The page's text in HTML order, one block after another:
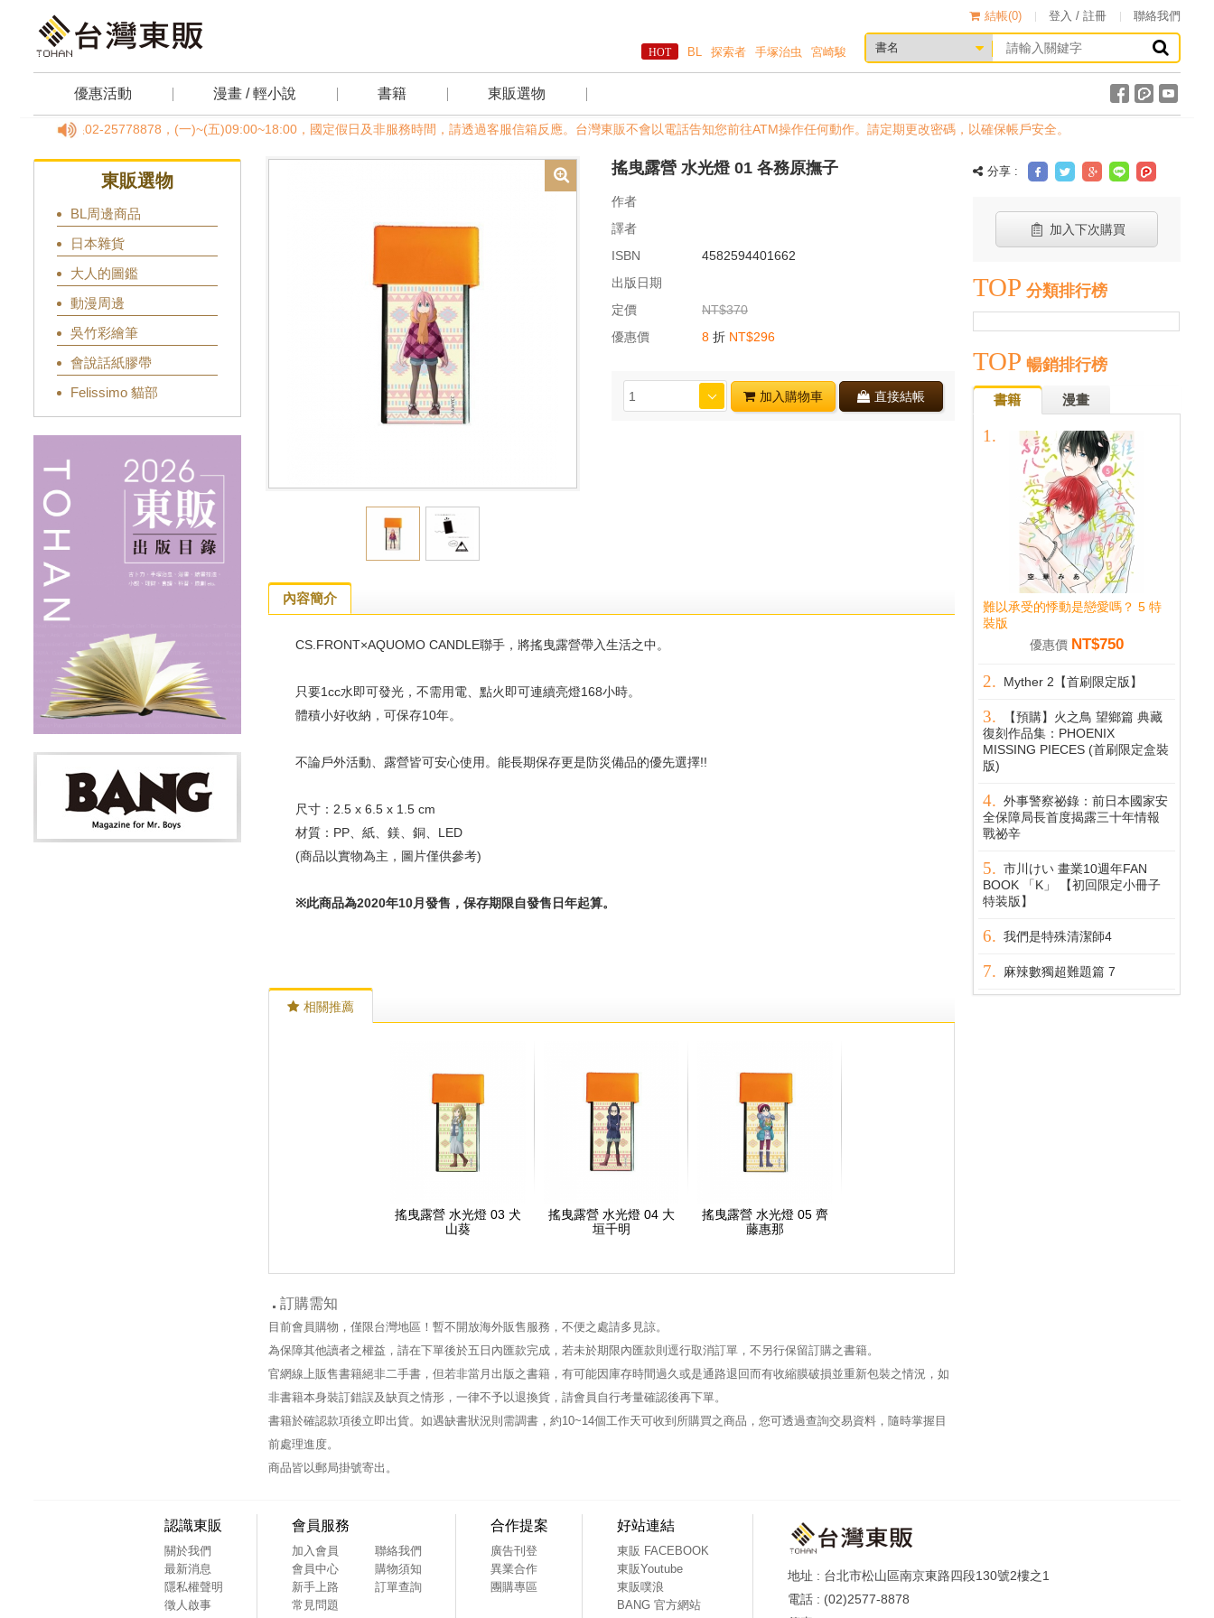
結帳(0) 登入 / 註冊 聯絡我們
BL 探索者 手塚治虫 宮崎駿
優惠活動 漫畫 / 輕小說 書籍 東販選物
服專線02-25778878，(一)~(五)09:00~18:00，國定假日及非服務時間，請透過客服信箱反應。台灣東販不會以電話告知您前往ATM操作任何動作。請定期更改密碼，以確保帳戶安全。
東販選物
BL周邊商品
日本雜貨
大人的圖鑑
動漫周邊
吳竹彩繪筆
會說話紙膠帶
Felissimo 貓部
搖曳露營 水光燈 01 各務原撫子
作者
譯者
ISBN
4582594401662
出版日期
定價
NT$370
優惠價
8 折 NT$296
加入購物車 直接結帳
內容簡介
CS.FRONT×AQUOMO CANDLE聯手，將搖曳露營帶入生活之中。
只要1cc水即可發光，不需用電、點火即可連續亮燈168小時。
體積小好收納，可保存10年。
不論戶外活動、露營皆可安心使用。能長期保存更是防災備品的優先選擇!!
尺寸：2.5 x 6.5 x 1.5 cm
材質：PP、紙、鎂、銅、LED
(商品以實物為主，圖片僅供參考)
※此商品為2020年10月發售，保存期限自發售日年起算。
相關推薦
搖曳露營 水光燈 03 犬
山葵
搖曳露營 水光燈 04 大
垣千明
搖曳露營 水光燈 05 齊
藤惠那
訂購需知
目前會員購物，僅限台灣地區！暫不開放海外販售服務，不便之處請多見諒。
為保障其他讀者之權益，請在下單後於五日內匯款完成，若未於期限內匯款則逕行取消訂單，不另行保留訂購之書籍。
官網線上販售書籍絕非二手書，但若非當月出版之書籍，有可能因庫存時間過久或是通路退回而有收縮膜破損並重新包裝之情況，如
非書籍本身裝訂錯誤及缺頁之情形，一律不予以退換貨，請會員自行考量確認後再下單。
書籍於確認款項後立即出貨。如遇缺書狀況則需調書，約10~14個工作天可收到所購買之商品，您可透過查詢交易資料，隨時掌握目
前處理進度。
商品皆以郵局掛號寄出。
分享 :
加入下次購買
TOP 分類排行榜
TOP 暢銷排行榜
書籍 漫畫
難以承受的悸動是戀愛嗎？ 5 特
裝版
優惠價 NT$750
Myther 2【首刷限定版】
【預購】火之鳥 望鄉篇 典藏
復刻作品集：PHOENIX
MISSING PIECES (首刷限定盒裝
版)
外事警察祕錄：前日本國家安
全保障局長首度揭露三十年情報
戰祕辛
市川けい 畫業10週年FAN
BOOK 「K」 【初回限定小冊子
特装版】
我們是特殊清潔師4
麻辣數獨超難題篇 7
認識東販
關於我們
最新消息
隱私權聲明
徵人啟事
會員服務
加入會員
會員中心
新手上路
常見問題
聯絡我們
購物須知
訂單查詢
合作提案
廣告刊登
異業合作
團購專區
好站連結
東販 FACEBOOK
東販Youtube
東販噗浪
BANG 官方網站
台北市松山區南京東路四段130號2樓之1
(02)2577-8878